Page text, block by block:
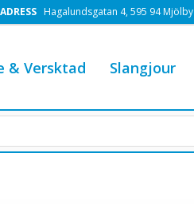
ADRESS Hagalundsgatan 4, 595 94 Mjölby
& Versktad Slangjour